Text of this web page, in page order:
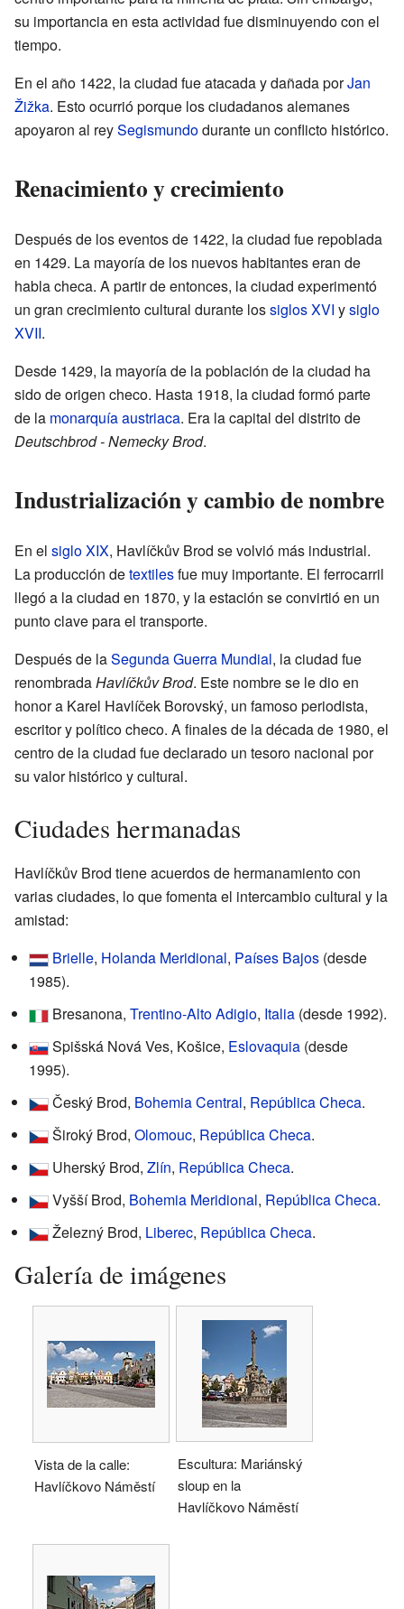
su importancia en esta actividad fue disminuyendo con el
tiempo.
En el año 1422, la ciudad fue atacada y dañada porJan
Žižka. Esto ocurrió porque los ciudadanos alemanes
apoyaron al reySegismundodurante un conflicto histórico.
Renacimiento y crecimiento
Después de los eventos de 1422, la ciudad fue repoblada
en 1429. La mayoría de los nuevos habitantes eran de
habla checa. A partir de entonces, la ciudad experimentó
un gran crecimiento cultural durante lossiglos XVI ysiglo
XVII.
Desde 1429, la mayoría de la población de la ciudad ha
sido de origen checo. Hasta 1918, la ciudad formó parte
de la monarquía austriaca. Era la capital del distrito de
Deutschbrod - Nemecky Brod.
Industrialización y cambio de nombre
En el siglo XIX, Havlíčkův Brod se volvió más industrial.
La producción detextilesfue muy importante. El ferrocarril
llegó a la ciudad en 1870, y la estación se convirtió en un
punto clave para el transporte.
Después de laSegunda Guerra Mundial, la ciudad fue
renombradaHavlíčkův Brod. Este nombre se le dio en
honor a Karel Havlíček Borovský, un famoso periodista,
escritor y político checo. A finales de la década de 1980, el
centro de la ciudad fue declarado un tesoro nacional por
su valor histórico y cultural.
Ciudades hermanadas
Havlíčkův Brod tiene acuerdos de hermanamiento con
varias ciudades, lo que fomenta el intercambio cultural y la
amistad:
Brielle, Holanda Meridional, Países Bajos (desde
1985).
Bresanona, Trentino-Alto Adigio, Italia (desde 1992).
Spišská Nová Ves, Košice, Eslovaquia (desde
1995).
Český Brod, Bohemia Central, República Checa.
Široký Brod, Olomouc, República Checa.
Uherský Brod, Zlín, República Checa.
Vyšší Brod, Bohemia Meridional, República Checa.
Železný Brod, Liberec, República Checa.
Galería de imágenes
Vista de la calle:
Havlíčkovo Náměstí
Escultura: Mariánský
sloup en la
Havlíčkovo Náměstí